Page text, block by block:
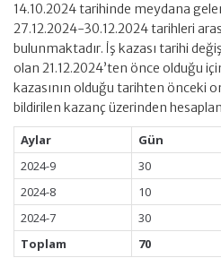
14.10.2024 tarihinde meydana
27.12.2024-30.12.2024 tarihleri
bulunmaktadır. İş kazası tarihi
olan 21.12.2024’ten önce olduğu
kazasının olduğu tarihten önceki
bildirilen kazanç üzerinden
Aylar
Gün
2024-9
30
2024-8
10
2024-7
30
Toplam
70